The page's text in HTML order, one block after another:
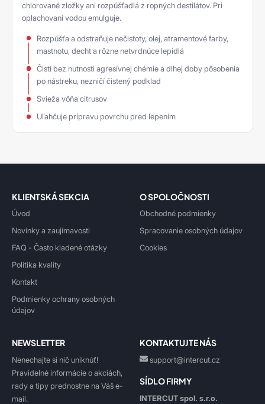
chlorované zložky ani rozpúšťadlá z ropných destilátov. Pri
oplachovaní vodou emulguje.
Rozpúšťa a odstraňuje nečistoty, olej, atramentové farby,
mastnotu, decht a rôzne netvrdnúce lepidlá
Čistí bez nutnosti agresívnej chémie a dlhej doby pôsobenia
po nástreku, nezničí čistený podklad
Svieža vôňa citrusov
Uľahčuje prípravu povrchu pred lepením
KLIENTSKÁ SEKCIA
Úvod
Novinky a zaujímavosti
FAQ - Často kladené otázky
Politika kvality
Kontakt
Podmienky ochrany osobných
údajov
O SPOLOČNOSTI
Obchodné podmienky
Spracovanie osobných údajov
Cookies
NEWSLETTER
Nenechajte si nič uniknúť!
Pravidelné informácie o akciách,
rady a tipy prednostne na Váš e-
mail.
KONTAKTUJTE NÁS
support@intercut.cz
SÍDLO FIRMY
INTERCUT spol. s.r.o.